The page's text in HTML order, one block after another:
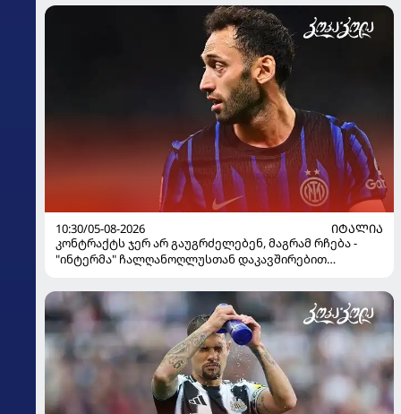
10:30/05-08-2026
ᲘᲢᲐᲚᲘᲐ
კონტრაქტს ჯერ არ გაუგრძელებენ, მაგრამ რჩება -
"ინტერმა" ჩალღანოღლუსთან დაკავშირებით